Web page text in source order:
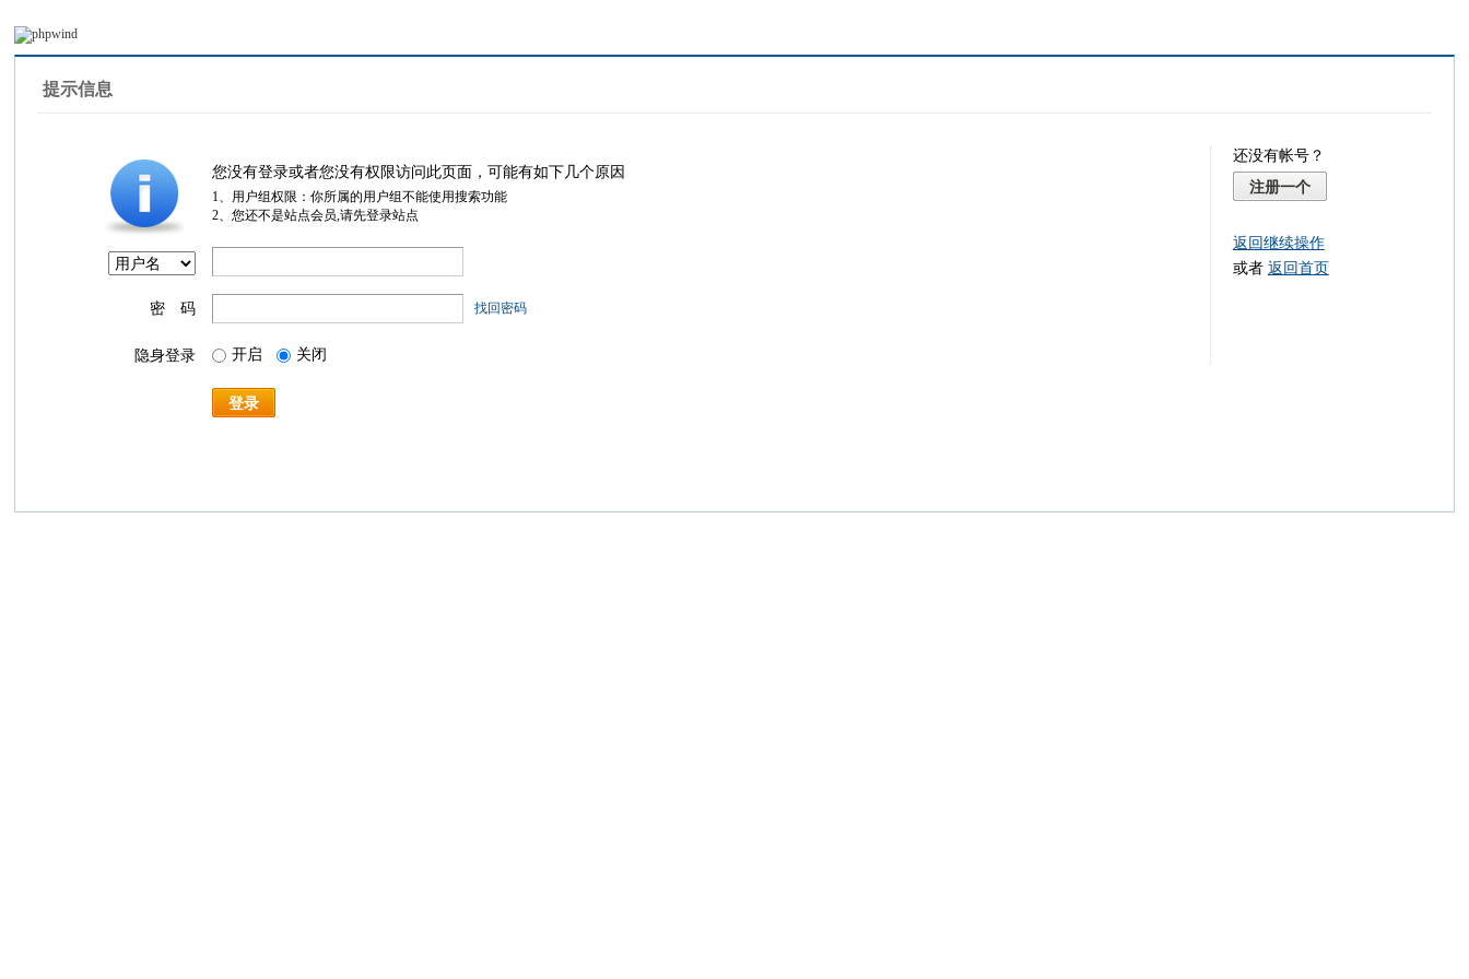
提示信息
您没有登录或者您没有权限访问此页面，可能有如下几个原因
1、用户组权限：你所属的用户组不能使用搜索功能
2、您还不是站点会员,请先登录站点
密 码 找回密码
隐身登录 开启 关闭
登录
还没有帐号？
注册一个
返回继续操作
或者 返回首页